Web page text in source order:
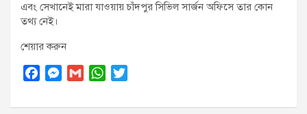
এবং সেখানেই মারা যাওয়ায় চাঁদপুর সিভিল সার্জন অফিসে তার কোন
তথ্য নেই।
শেয়ার করুন
c
M
s
G
a
W
a
i